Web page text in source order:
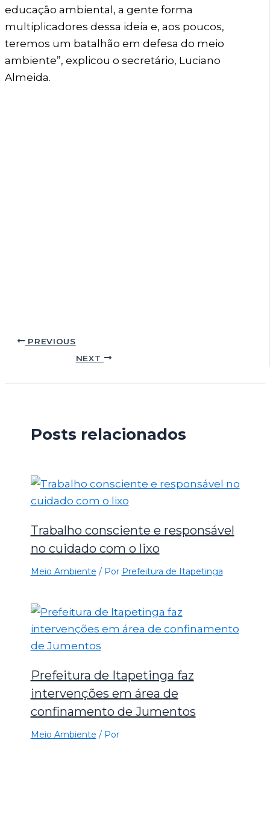
educação ambiental, a gente forma
multiplicadores dessa ideia e, aos poucos,
teremos um batalhão em defesa do meio
ambiente”, explicou o secretário, Luciano
Almeida.
PREVIOUS
NEXT
Posts relacionados
Trabalho consciente e responsável
no cuidado com o lixo
Meio Ambiente / Por Prefeitura de Itapetinga
Prefeitura de Itapetinga faz
intervenções em área de
confinamento de Jumentos
Meio Ambiente / Por